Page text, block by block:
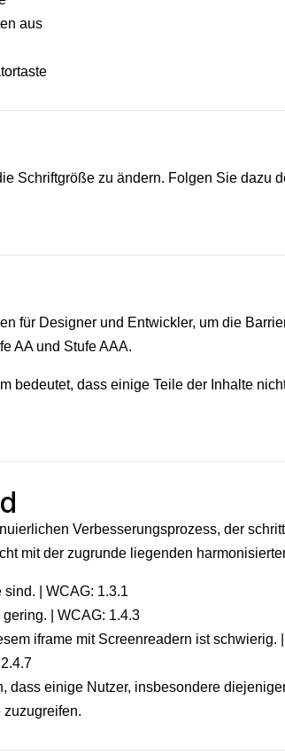
aus
Schriftgröße zu ändern. Folgen Sie dazu
für Designer und Entwickler, um die
AA und Stufe AAA.
bedeutet, dass einige Teile der Inhalte
Verbesserungsprozess, der
mit der zugrunde liegenden
| WCAG: 1.3.1
| WCAG: 1.4.3
iframe mit Screenreadern ist schwierig.
einige Nutzer, insbesondere